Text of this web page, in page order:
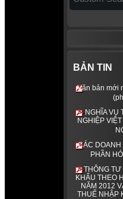
BẢN TIN
Văn bản mới
NGHĨA VỤ
NGHIỆP
CÁC DOANH
PHẦN
THÔNG
KHẨU THEO
NĂM 2012
THUẾ NHẬP